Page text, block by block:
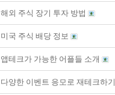
해외 주식 장기 투자 방법
미국 주식 배당 정보
앱테크가 가능한 어플들 소개
다양한 이벤트 응모로 재테크하기